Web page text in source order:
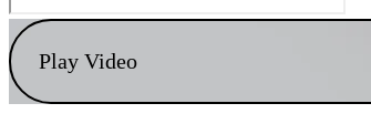
Play Video